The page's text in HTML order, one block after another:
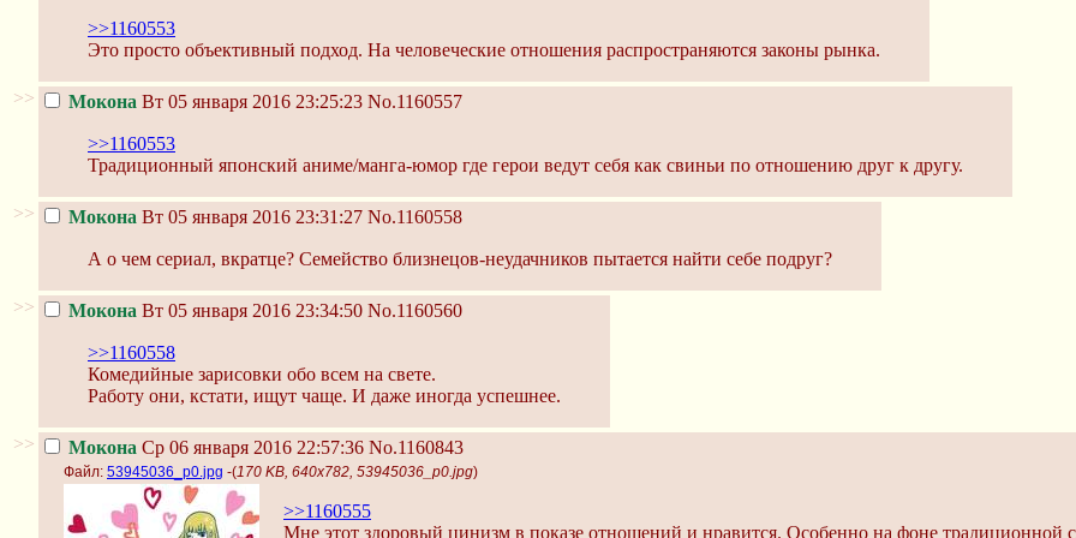
>>1160553
Это просто объективный подход. На человеческие отношения распространяются законы рынка.
>> Мокона Вт 05 января 2016 23:25:23 No.1160557
>>1160553
Традиционный японский аниме/манга-юмор где герои ведут себя как свиньи по отношению друг к другу.
>> Мокона Вт 05 января 2016 23:31:27 No.1160558
А о чем сериал, вкратце? Семейство близнецов-неудачников пытается найти себе подруг?
>> Мокона Вт 05 января 2016 23:34:50 No.1160560
>>1160558
Комедийные зарисовки обо всем на свете.
Работу они, кстати, ищут чаще. И даже иногда успешнее.
>> Мокона Ср 06 января 2016 22:57:36 No.1160843
Файл: 53945036_p0.jpg -(170 KB, 640x782, 53945036_p0.jpg)
>>1160555
Мне этот здоровый цинизм в показе отношений и нравится. Особенно на фоне традиционной